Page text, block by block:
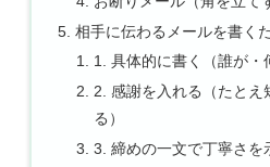
相手に伝わるメールを書く
1. 具体的に書く（誰が・
2. 感謝を入れる（たとえ
る）
3. 締めの一文で丁寧さを